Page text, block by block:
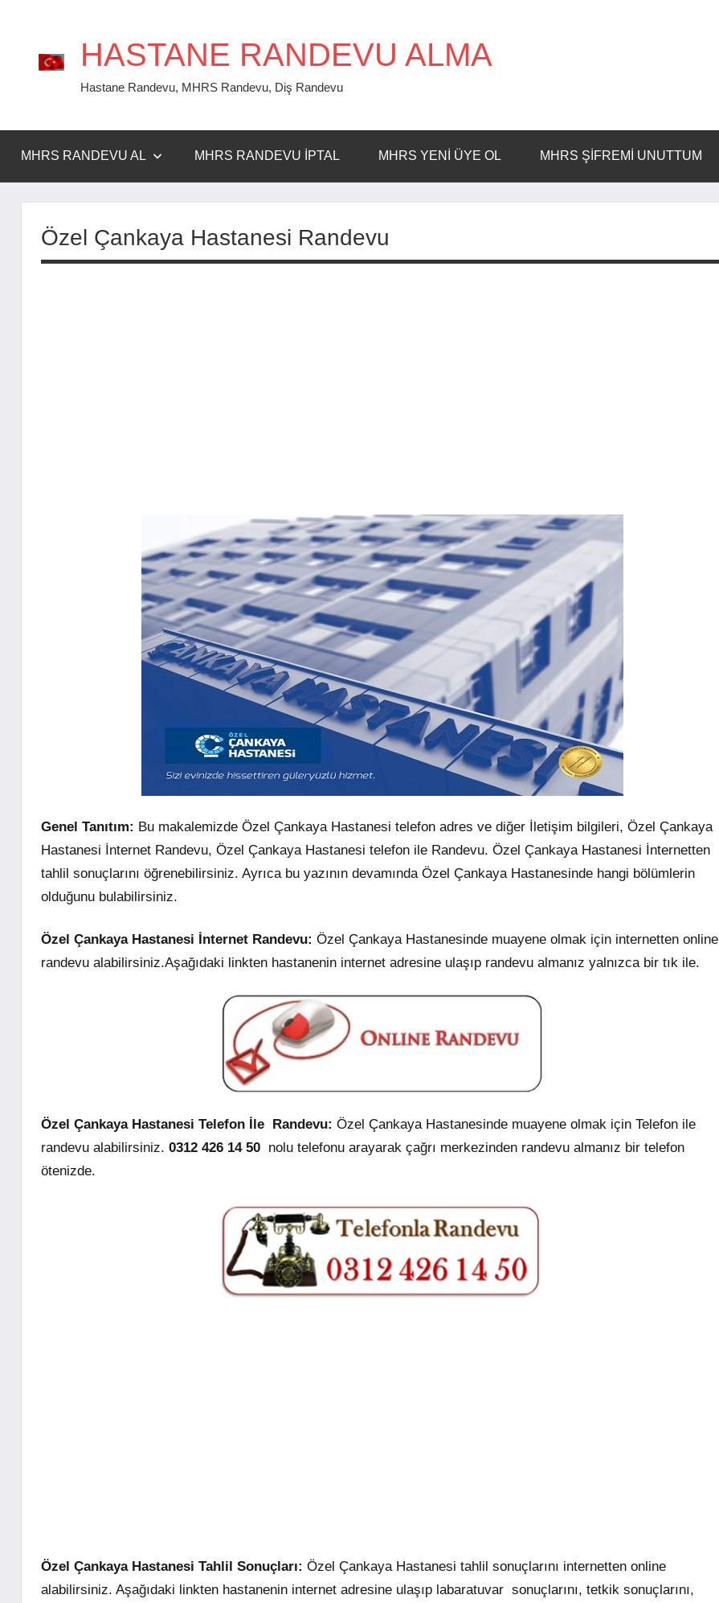
HASTANE RANDEVU ALMA
Hastane Randevu, MHRS Randevu, Diş Randevu
MHRS RANDEVU AL MHRS RANDEVU İPTAL MHRS YENI ÜYE OL MHRS ŞIFREMI UNUTTUM
Özel Çankaya Hastanesi Randevu
Genel Tanıtım: Bu makalemizde Özel Çankaya Hastanesi telefon adres ve diğer İletişim bilgileri, Özel Çankaya
Hastanesi İnternet Randevu, Özel Çankaya Hastanesi telefon ile Randevu. Özel Çankaya Hastanesi İnternetten
tahlil sonuçlarını öğrenebilirsiniz. Ayrıca bu yazının devamında Özel Çankaya Hastanesinde hangi bölümlerin
olduğunu bulabilirsiniz.
Özel Çankaya Hastanesi İnternet Randevu: Özel Çankaya Hastanesinde muayene olmak için internetten online
randevu alabilirsiniz.Aşağıdaki linkten hastanenin internet adresine ulaşıp randevu almanız yalnızca bir tık ile.
Özel Çankaya Hastanesi Telefon İle Randevu: Özel Çankaya Hastanesinde muayene olmak için Telefon ile
randevu alabilirsiniz. 0312 426 14 50 nolu telefonu arayarak çağrı merkezinden randevu almanız bir telefon
ötenizde.
Özel Çankaya Hastanesi Tahlil Sonuçları: Özel Çankaya Hastanesi tahlil sonuçlarını internetten online
alabilirsiniz. Aşağıdaki linkten hastanenin internet adresine ulaşıp labaratuvar sonuçlarını, tetkik sonuçlarını,